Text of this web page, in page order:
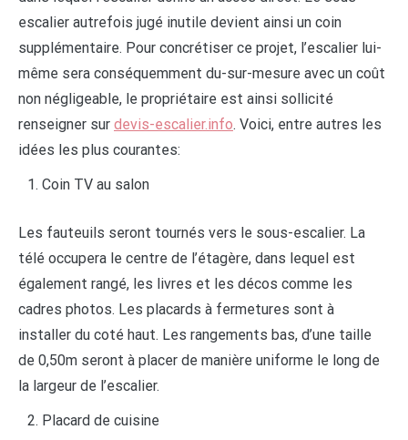
escalier autrefois jugé inutile devient ainsi un coin
supplémentaire. Pour concrétiser ce projet, l’escalier lui-
même sera conséquemment du-sur-mesure avec un coût
non négligeable, le propriétaire est ainsi sollicité
renseigner sur devis-escalier.info. Voici, entre autres les
idées les plus courantes:
Coin TV au salon
Les fauteuils seront tournés vers le sous-escalier. La
télé occupera le centre de l’étagère, dans lequel est
également rangé, les livres et les décos comme les
cadres photos. Les placards à fermetures sont à
installer du coté haut. Les rangements bas, d’une taille
de 0,50m seront à placer de manière uniforme le long de
la largeur de l’escalier.
Placard de cuisine